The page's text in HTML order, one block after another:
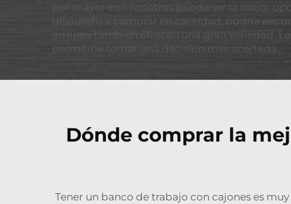
por mayor con nosotros puede ser la mejor
dispuesto a comprar en cantidad, podría
en línea también ofrecen una gran variedad.
permitirle tomar una decisión más acertada.
Dónde comprar la
Tener un banco de trabajo con cajones es